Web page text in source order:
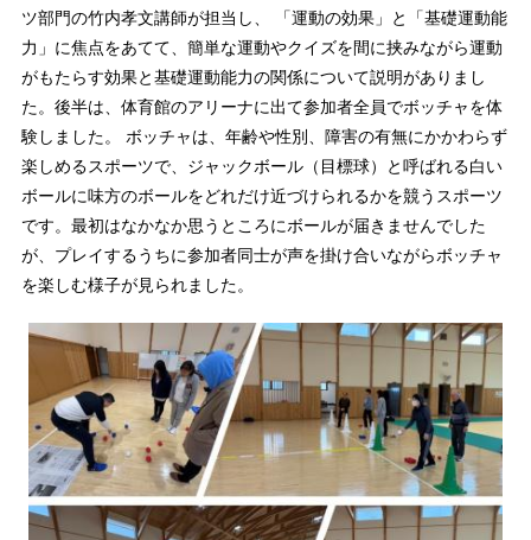
ツ部門の竹内孝文講師が担当し、 「運動の効果」と「基礎運動能
力」に焦点をあてて、簡単な運動やクイズを間に挟みながら運動
がもたらす効果と基礎運動能力の関係について説明がありまし
た。後半は、体育館のアリーナに出て参加者全員でボッチャを体
験しました。 ボッチャは、年齢や性別、障害の有無にかかわらず
楽しめるスポーツで、ジャックボール（目標球）と呼ばれる白い
ボールに味方のボールをどれだけ近づけられるかを競うスポーツ
です。最初はなかなか思うところにボールが届きませんでした
が、プレイするうちに参加者同士が声を掛け合いながらボッチャ
を楽しむ様子が見られました。